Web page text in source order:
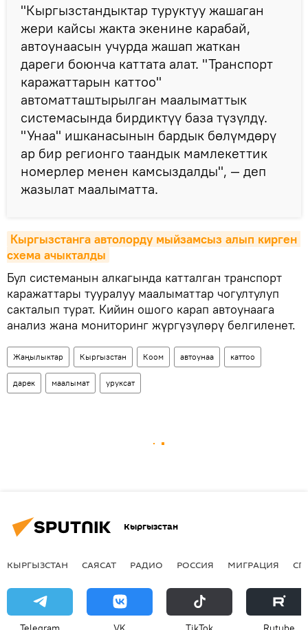
"Кыргызстандыктар туруктуу жашаган
жери кайсы жакта экенине карабай,
автоунаасын учурда жашап жаткан
дареги боюнча каттата алат. "Транспорт
каражаттарын каттоо"
автоматташтырылган маалыматтык
системасында бирдиктүү база түзүлдү.
"Унаа" ишканасынын бардык бөлүмдөрү
ар бир регионго таандык мамлекеттик
номерлер менен камсыздалды", — деп
жазылат маалыматта.
Кыргызстанга автолорду мыйзамсыз алып кирген
схема ачыкталды
Бул системанын алкагында катталган транспорт
каражаттары тууралуу маалыматтар чогултулуп
сакталып турат. Кийин ошого карап автоунаага
анализ жана мониторинг жүргүзүлөрү белгиленет.
Жаңылыктар Кыргызстан Коом автоунаа каттоо
дарек маалымат уруксат
Кыргызстан
КЫРГЫЗСТАН САЯСАТ РАДИО РОССИЯ МИГРАЦИЯ